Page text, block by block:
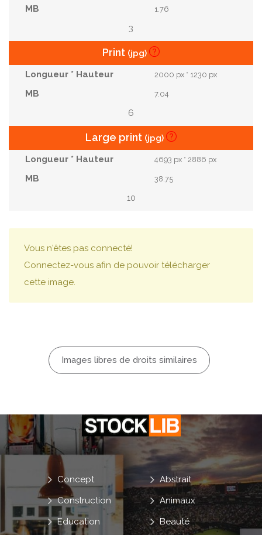
Plateau De Da Lat
Plateau Vietnamien
Da Lat Touriste Nuages ​​de Brume
Mystère Scène
1.76
3
Print (jpg)
2000 px * 1230 px
7.04
6
Large print (jpg)
4693 px * 2886 px
38.75
10
Vous n'êtes pas connecté!
Connectez-vous afin de pouvoir télécharger
cette image.
Images libres de droits similaires
Abstrait
Animaux
Beauté
Concept
Construction
Education